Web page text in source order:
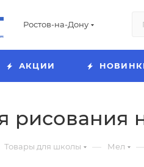
Ростов-на-Дону
АКЦИИ
рисования
Товары для школы — Мел